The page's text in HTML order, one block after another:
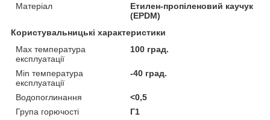
Матеріал
Етилен-пропіленовий каучук
(EPDM)
Користувальницькі характеристики
Max температура
експлуатації
100 град.
Min температура
експлуатації
-40 град.
Водопоглинання
<0,5
Група горючості
Г1